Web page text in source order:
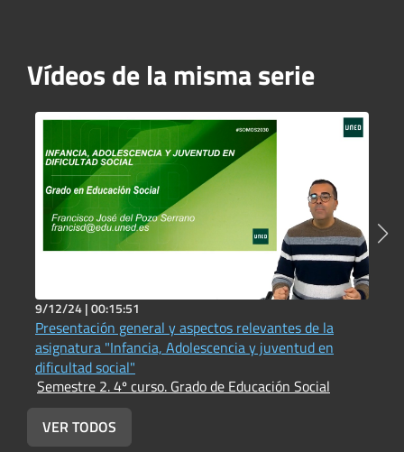
Vídeos de la misma serie
9/12/24 |00:15:51
Presentación general y aspectos relevantes de la
asignatura "Infancia, Adolescencia y juventud en
dificultad social"
Semestre 2. 4º curso. Grado de Educación Social
VER TODOS